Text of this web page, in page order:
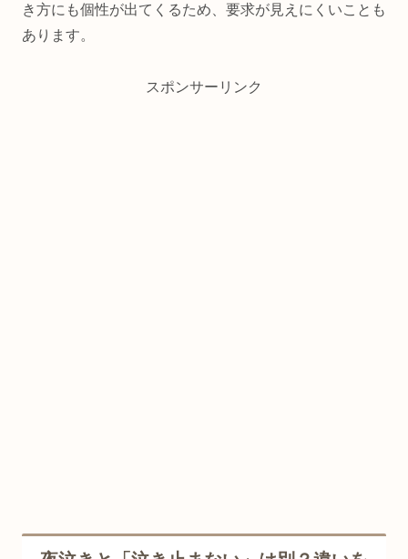
き方にも個性が出てくるため、要求が見えにくいことも
あります。
スポンサーリンク